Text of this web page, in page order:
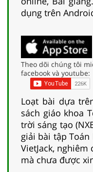
dụng trên
Theo dõi chúng tôi
facebook và youtube:
Loạt bài dựa
sách giáo khoa
trời sáng tạo
giải bài tập
VietJack,
mà chưa được